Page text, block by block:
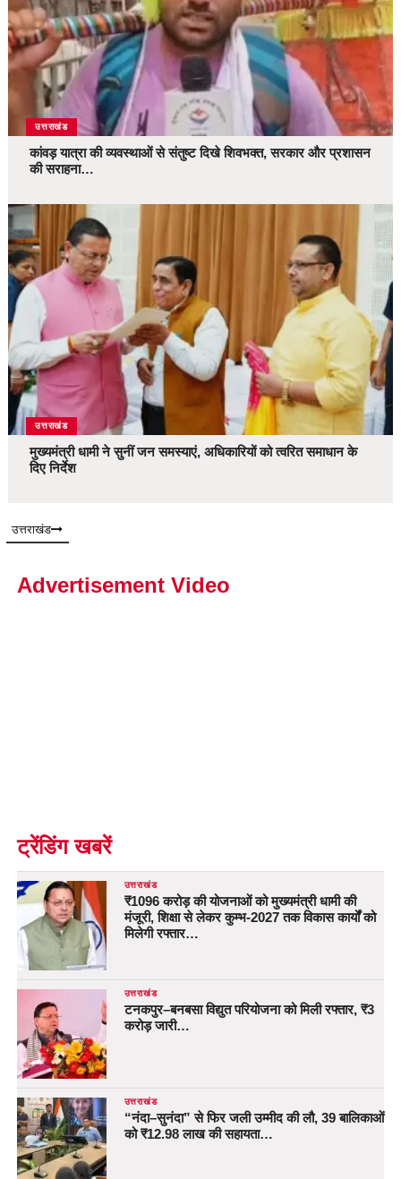
उत्तराखंड
कांवड़ यात्रा की व्यवस्थाओं से संतुष्ट दिखे शिवभक्त, सरकार और प्रशासन
की सराहना…
उत्तराखंड
मुख्यमंत्री धामी ने सुनीं जन समस्याएं, अधिकारियों को त्वरित समाधान के
दिए निर्देश
उत्तराखंड
Advertisement Video
ट्रेंडिंग खबरें
उत्तराखंड
₹1096 करोड़ की योजनाओं को मुख्यमंत्री धामी की
मंजूरी, शिक्षा से लेकर कुम्भ-2027 तक विकास कार्यों को
मिलेगी रफ्तार…
उत्तराखंड
टनकपुर–बनबसा विद्युत परियोजना को मिली रफ्तार, ₹3
करोड़ जारी…
उत्तराखंड
“नंदा–सुनंदा” से फिर जली उम्मीद की लौ, 39 बालिकाओं
को ₹12.98 लाख की सहायता…